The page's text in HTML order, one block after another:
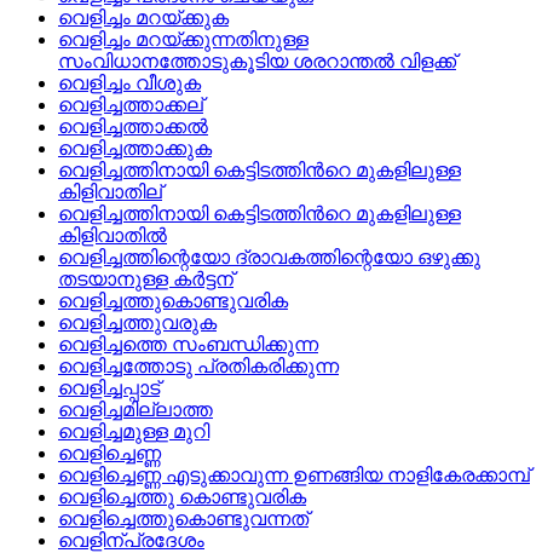
വെളിച്ചം മറയ്‌ക്കുക
വെളിച്ചം മറയ്‌ക്കുന്നതിനുള്ള
സംവിധാനത്തോടുകൂടിയ ശരറാന്തല്‍ വിളക്ക്
വെളിച്ചം വീശുക
വെളിച്ചത്താക്കല്
വെളിച്ചത്താക്കല്‍
വെളിച്ചത്താക്കുക
വെളിച്ചത്തിനായി കെട്ടിടത്തിന്‍റെ മുകളിലുള്ള
കിളിവാതില്
വെളിച്ചത്തിനായി കെട്ടിടത്തിന്‍റെ മുകളിലുള്ള
കിളിവാതില്‍
വെളിച്ചത്തിന്റെയോ ദ്രാവകത്തിന്റെയോ ഒഴുക്കു
തടയാനുള്ള കര്‍ട്ടന്
വെളിച്ചത്തുകൊണ്ടുവരിക
വെളിച്ചത്തുവരുക
വെളിച്ചത്തെ സംബന്ധിക്കുന്ന
വെളിച്ചത്തോടു പ്രതികരിക്കുന്ന
വെളിച്ചപ്പാട്
വെളിച്ചമില്ലാത്ത
വെളിച്ചമുള്ള മുറി
വെളിച്ചെണ്ണ
വെളിച്ചെണ്ണ എടുക്കാവുന്ന ഉണങ്ങിയ നാളികേരക്കാമ്പ്
വെളിച്ചെത്തു കൊണ്ടുവരിക
വെളിച്ചെത്തുകൊണ്ടുവന്നത്
വെളിന്പ്രദേശം